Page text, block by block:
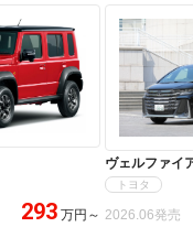
293 万円 ～
ヴェルファイ
トヨタ
2026.06発売